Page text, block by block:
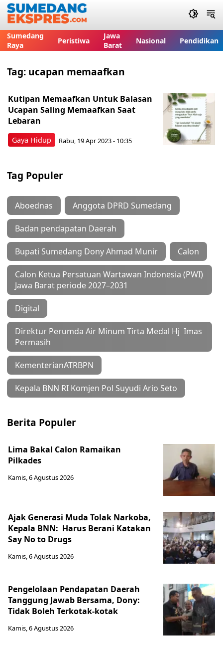
Sumedang
Raya
Peristiwa
Jawa
Barat
Nasional Pendidikan
Tag: ucapan memaafkan
Gaya Hidup
Kutipan Memaafkan Untuk Balasan
Ucapan Saling Memaafkan Saat
Lebaran
Rabu, 19 Apr 2023 - 10:35
Tag Populer
Aboednas Anggota DPRD Sumedang
Badan pendapatan Daerah
Bupati Sumedang Dony Ahmad Munir Calon
Calon Ketua Persatuan Wartawan Indonesia (PWI)
Jawa Barat periode 2027–2031
Digital
Direktur Perumda Air Minum Tirta Medal Hj Imas
Permasih
KementerianATRBPN
Kepala BNN RI Komjen Pol Suyudi Ario Seto
Berita Populer
Lima Bakal Calon Ramaikan
Pilkades
Kamis, 6 Agustus 2026
Ajak Generasi Muda Tolak Narkoba,
Kepala BNN: Harus Berani Katakan
Say No to Drugs
Kamis, 6 Agustus 2026
Pengelolaan Pendapatan Daerah
Tanggung Jawab Bersama, Dony:
Tidak Boleh Terkotak-kotak
Kamis, 6 Agustus 2026